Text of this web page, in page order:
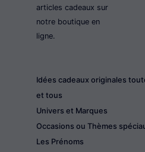
articles cadeaux sur
notre boutique en
ligne.
Idées cadeaux originales
et tous
Univers et Marques
Occasions ou Thèmes
Les Prénoms